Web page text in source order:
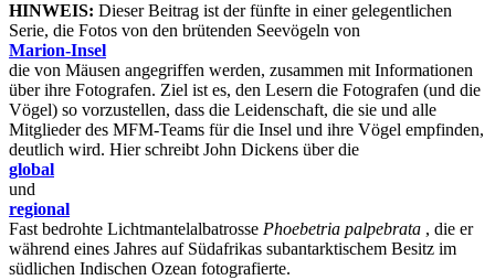
HINWEIS: Dieser Beitrag ist der fünfte in einer gelegentlichen
Serie, die Fotos von den brütenden Seevögeln von
Marion-Insel
die von Mäusen angegriffen werden, zusammen mit Informationen
über ihre Fotografen. Ziel ist es, den Lesern die Fotografen (und die
Vögel) so vorzustellen, dass die Leidenschaft, die sie und alle
Mitglieder des MFM-Teams für die Insel und ihre Vögel empfinden,
deutlich wird. Hier schreibt John Dickens über die
global
und
regional
Fast bedrohte Lichtmantelalbatrosse Phoebetria palpebrata , die er
während eines Jahres auf Südafrikas subantarktischem Besitz im
südlichen Indischen Ozean fotografierte.